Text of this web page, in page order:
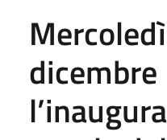
dicembre